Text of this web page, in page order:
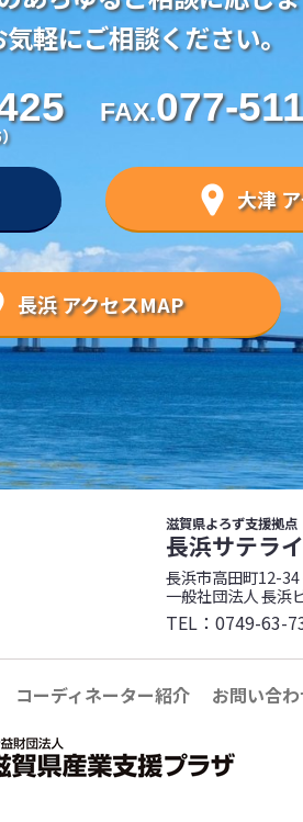
軽にご相談ください。
FAX.077-
大津
長浜 アクセスMAP
滋賀県よろず支援拠点
長浜サテラ
長浜市高田町12-
一般社団法人 長浜
TEL： 0749-63-
コーディネーター紹介 お問い合